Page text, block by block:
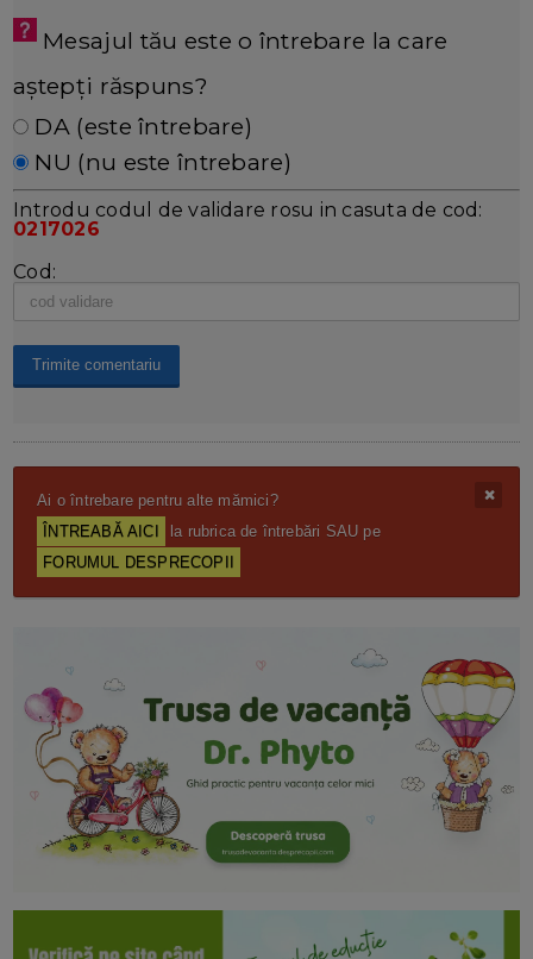
Mesajul tău este o întrebare la care
aștepți răspuns?
DA (este întrebare)
NU (nu este întrebare)
Introdu codul de validare rosu in casuta de cod:
0217026
Cod:
Ai o întrebare pentru alte mămici?
ÎNTREABĂ AICI
la rubrica de întrebări SAU pe
FORUMUL DESPRECOPII